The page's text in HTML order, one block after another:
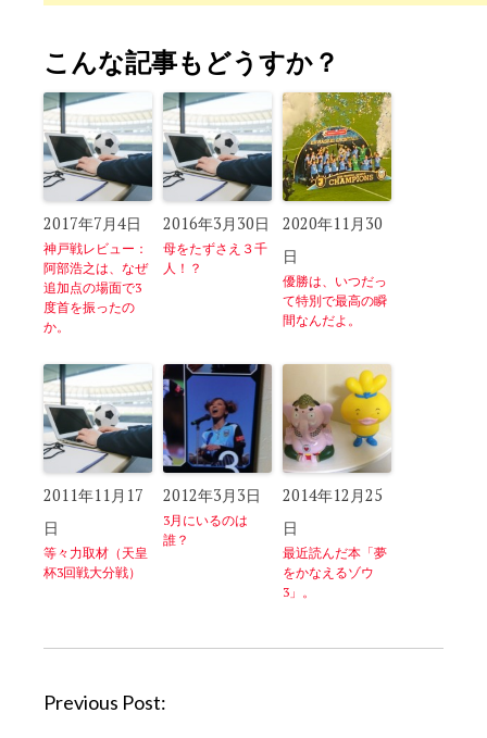
こんな記事もどうすか？
2017年7月4日
神戸戦レビュー：
阿部浩之は、なぜ
追加点の場面で3
度首を振ったの
か。
2016年3月30日
母をたずさえ３千
人！？
2020年11月30
日
優勝は、いつだっ
て特別で最高の瞬
間なんだよ。
2011年11月17
日
等々力取材（天皇
杯3回戦大分戦）
2012年3月3日
3月にいるのは
誰？
2014年12月25
日
最近読んだ本「夢
をかなえるゾウ
3」。
P
Previous Post: